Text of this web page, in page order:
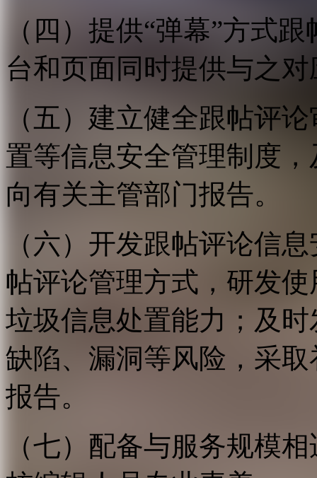
（四）提供“弹幕”方式
台和页面同时提供与之
（五）建立健全跟帖评
置等信息安全管理制度
向有关主管部门报告。
（六）开发跟帖评论信
帖评论管理方式，研发
垃圾信息处置能力；及
缺陷、漏洞等风险，采
报告。
（七）配备与服务规模